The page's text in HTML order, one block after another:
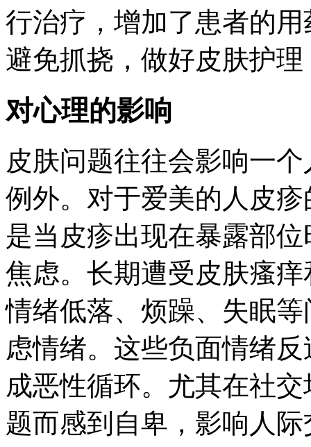
行治疗，增加了患者的
避免抓挠，做好皮肤护
对心理的影响
皮肤问题往往会影响一
例外。对于爱美的人皮
是当皮疹出现在暴露部
焦虑。长期遭受皮肤瘙
情绪低落、烦躁、失眠
虑情绪。这些负面情绪
成恶性循环。尤其在社
题而感到自卑，影响人